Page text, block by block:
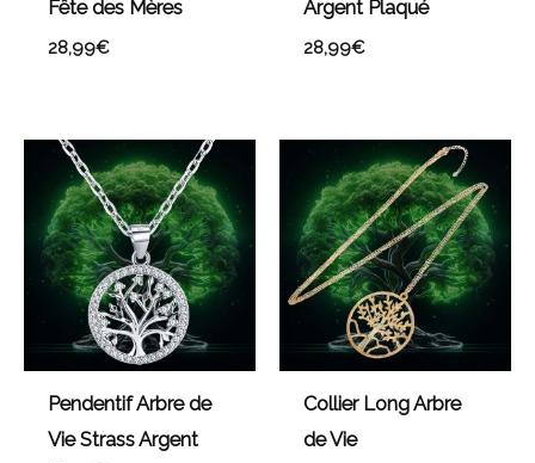
Fête des Mères
28,99€
Argent Plaqué
28,99€
Pendentif Arbre de
Vie Strass Argent
Collier Long Arbre
de Vie